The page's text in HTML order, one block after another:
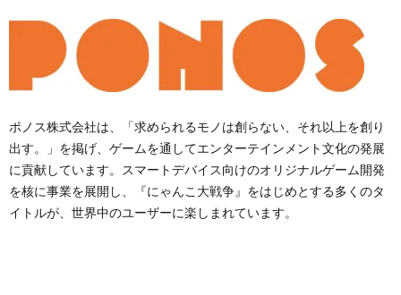
ポノス株式会社は、「求められるモノは創らない、それ以上を創り
出す。」を掲げ、ゲームを通してエンターテインメント文化の発展
に貢献しています。スマートデバイス向けのオリジナルゲーム開発
を核に事業を展開し、『にゃんこ大戦争』をはじめとする多くのタ
イトルが、世界中のユーザーに楽しまれています。